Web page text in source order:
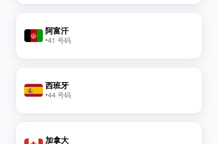
阿富汗
•41 号码
西班牙
•44 号码
加拿大